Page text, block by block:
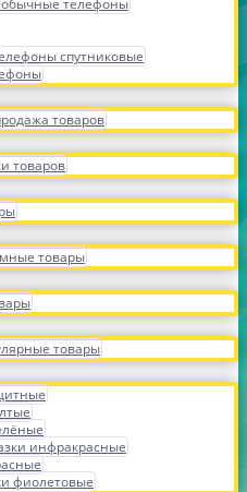
телефоны
спутниковые
товаров
товаров
товары
товары
инфракрасные
фиолетовые